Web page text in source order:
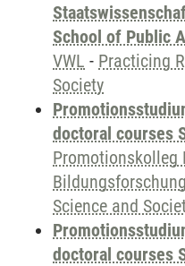
School of Public
VWL - Practicing
Society
doctoral courses
Promotionskolleg
Bildungsforschung
Science and
doctoral courses